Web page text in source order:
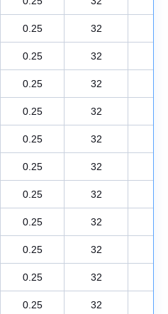
0.25 32
0.25 32
0.25 32
0.25 32
0.25 32
0.25 32
0.25 32
0.25 32
0.25 32
0.25 32
0.25 32